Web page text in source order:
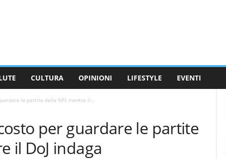
CULTURA OPINIONI LIFESTYLE EVENTI
le partite della NFL mentre il...
per guardare le partite
il DoJ indaga